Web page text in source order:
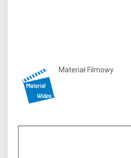
Materiał Filmowy